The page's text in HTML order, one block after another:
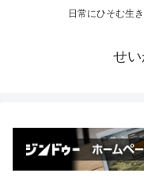
日常にひそむ生
せ